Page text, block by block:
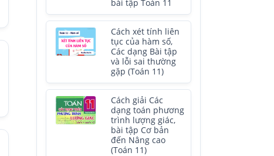
bài tập Toán 11
Cách xét tính liên
tục của hàm số,
Các dạng Bài tập
và lỗi sai thường
gặp (Toán 11)
Cách giải Các
dạng toán phương
trình lượng giác,
bài tập Cơ bản
đến Nâng cao
(Toán 11)